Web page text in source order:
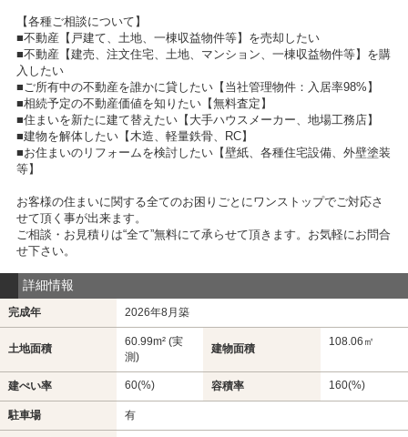
【各種ご相談について】
■不動産【戸建て、土地、一棟収益物件等】を売却したい
■不動産【建売、注文住宅、土地、マンション、一棟収益物件等】を購
入したい
■ご所有中の不動産を誰かに貸したい【当社管理物件：入居率98%】
■相続予定の不動産価値を知りたい【無料査定】
■住まいを新たに建て替えたい【大手ハウスメーカー、地場工務店】
■建物を解体したい【木造、軽量鉄骨、RC】
■お住まいのリフォームを検討したい【壁紙、各種住宅設備、外壁塗装
等】
お客様の住まいに関する全てのお困りごとにワンストップでご対応さ
せて頂く事が出来ます。
ご相談・お見積りは“全て”無料にて承らせて頂きます。お気軽にお問合
せ下さい。
詳細情報
完成年 2026年8月築
土地面積
60.99m² (実
測)
建物面積
108.06㎡
建ぺい率 60(%) 容積率 160(%)
駐車場 有